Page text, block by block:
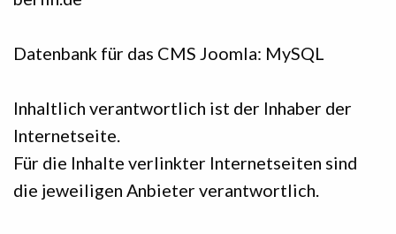
Datenbank für das CMS Joomla: MySQL
Inhaltlich verantwortlich ist der Inhaber der
Internetseite.
Für die Inhalte verlinkter Internetseiten sind
die jeweiligen Anbieter verantwortlich.